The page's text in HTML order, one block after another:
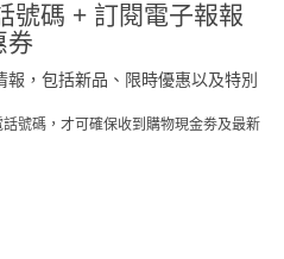
號碼 + 訂閱電子報報
券
，包括新品、限時優惠以及特別
號碼，才可確保收到購物現金劵及最新